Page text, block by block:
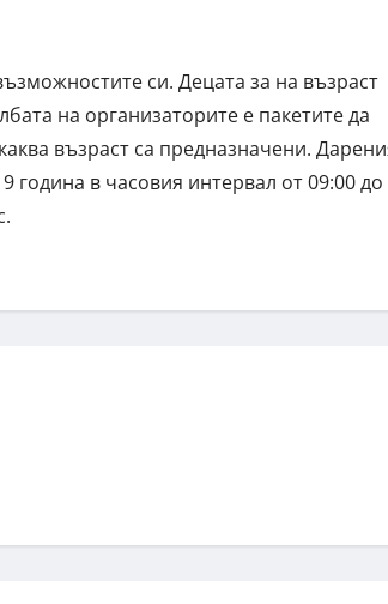
си. Децата за на възраст
на организаторите е пакетите да
възраст са предназначени.
година в часовия интервал от 09:00 до